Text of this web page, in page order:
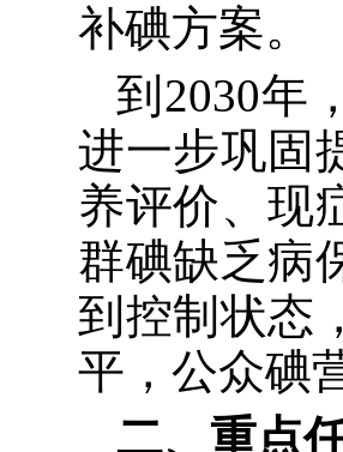
补碘方案。
到 2030年
进一步巩固
养评价、现
群碘缺乏病
到控制状态
平，公众碘
二、重点